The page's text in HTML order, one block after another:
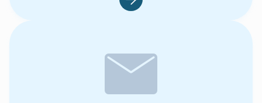
Default.aspx?Id=78
mail